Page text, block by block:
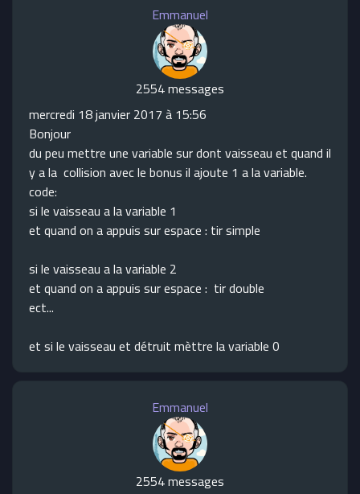
Emmanuel
2554 messages
mercredi 18 janvier 2017 à 15:56
Bonjour
du peu mettre une variable sur dont vaisseau et quand il
y a la collision avec le bonus il ajoute 1 a la variable.
code:
si le vaisseau a la variable 1
et quand on a appuis sur espace : tir simple
si le vaisseau a la variable 2
et quand on a appuis sur espace : tir double
ect...
et si le vaisseau et détruit mèttre la variable 0
Emmanuel
2554 messages